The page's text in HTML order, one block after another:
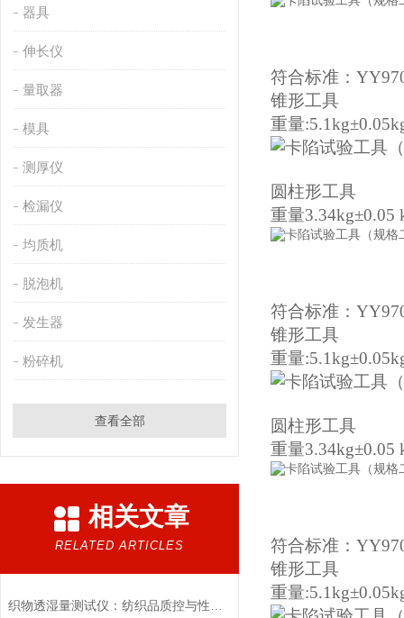
器具
伸长仪
量取器
模具
测厚仪
检漏仪
均质机
脱泡机
发生器
粉碎机
查看全部
相关文章
RELATED ARTICLES
符合标准：
锥形工具
重量
圆柱形工具
重量3.34kg±0.05
符合标准：
锥形工具
重量
圆柱形工具
重量3.34kg±0.05
符合标准：
锥形工具
重量